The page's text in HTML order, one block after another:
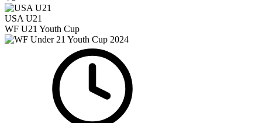
USA U21
WF U21 Youth Cup